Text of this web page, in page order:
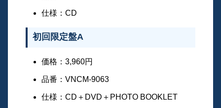
仕様：CD
初回限定盤A
価格：3,960円
品番：VNCM-9063
仕様：CD＋DVD＋PHOTO BOOKLET